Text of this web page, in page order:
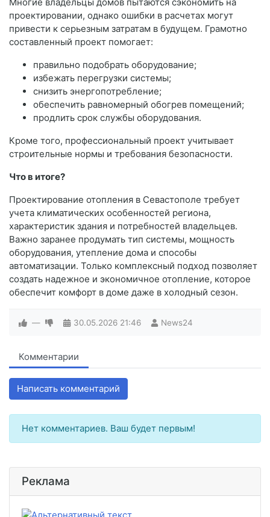
Многие владельцы домов пытаются сэкономить на
проектировании, однако ошибки в расчетах могут
привести к серьезным затратам в будущем. Грамотно
составленный проект помогает:
правильно подобрать оборудование;
избежать перегрузки системы;
снизить энергопотребление;
обеспечить равномерный обогрев помещений;
продлить срок службы оборудования.
Кроме того, профессиональный проект учитывает
строительные нормы и требования безопасности.
Что в итоге?
Проектирование отопления в Севастополе требует
учета климатических особенностей региона,
характеристик здания и потребностей владельцев.
Важно заранее продумать тип системы, мощность
оборудования, утепление дома и способы
автоматизации. Только комплексный подход позволяет
создать надежное и экономичное отопление, которое
обеспечит комфорт в доме даже в холодный сезон.
— 30.05.2026 21:46 News24
Комментарии
Написать комментарий
Нет комментариев. Ваш будет первым!
Реклама